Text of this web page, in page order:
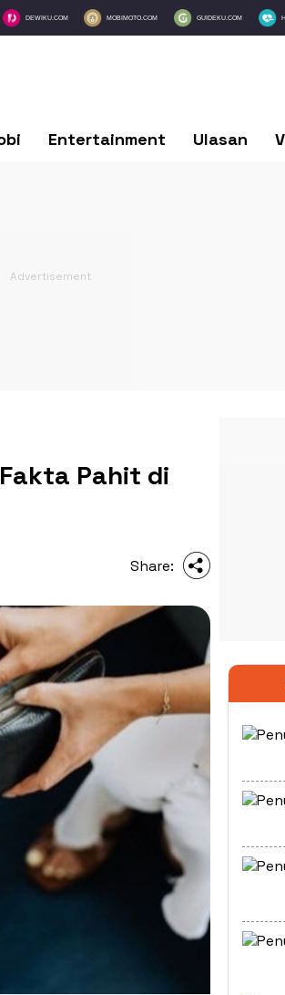
DEWIKU.COM MOBIMOTO.COM GUIDEKU.COM
Entertainment Ulasan
Pahit di
Share: